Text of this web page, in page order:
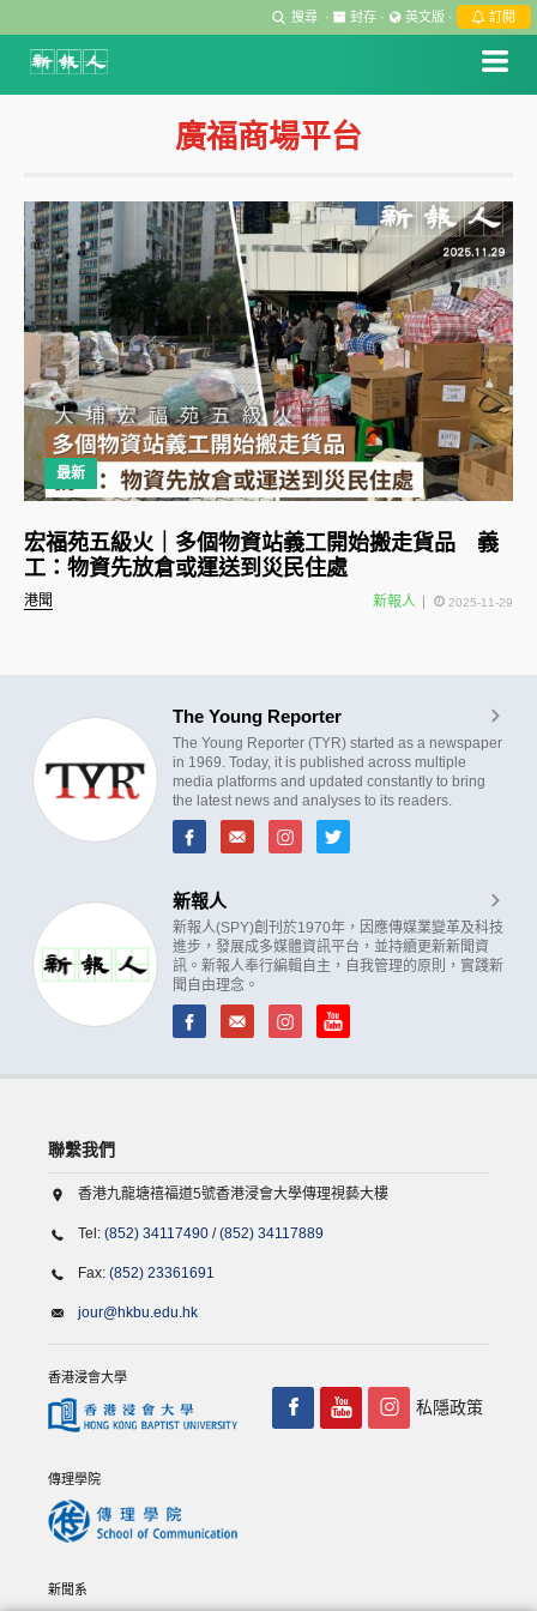
搜尋 · 封存 · 英文版 · 訂閱
廣福商場平台
最新
港聞
宏福苑五級火｜多個物資站義工開始搬走貨品 義
工：物資先放倉或運送到災民住處
新報人 2025-11-29
The Young Reporter
The Young Reporter (TYR) started as a newspaper
in 1969. Today, it is published across multiple
media platforms and updated constantly to bring
the latest news and analyses to its readers.
新報人
新報人(SPY)創刊於1970年，因應傳媒業變革及科技
進步，發展成多媒體資訊平台，並持續更新新聞資
訊。新報人奉行編輯自主，自我管理的原則，實踐新
聞自由理念。
聯繫我們
香港九龍塘禧福道5號香港浸會大學傳理視藝大樓
Tel: (852) 34117490 /(852) 34117889
Fax: (852) 23361691
jour@hkbu.edu.hk
香港浸會大學
傳理學院
新聞系
私隱政策